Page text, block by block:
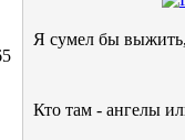
Я сумел бы
Кто там - ангелы